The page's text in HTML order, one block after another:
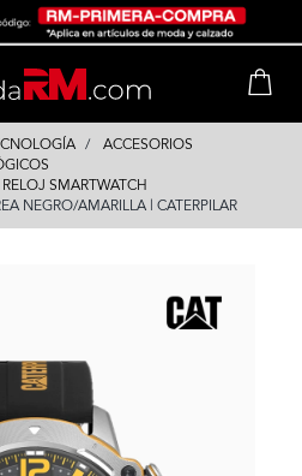
ACCESORIOS
SMARTWATCH
NEGRO/AMARILLA | CATERPILAR